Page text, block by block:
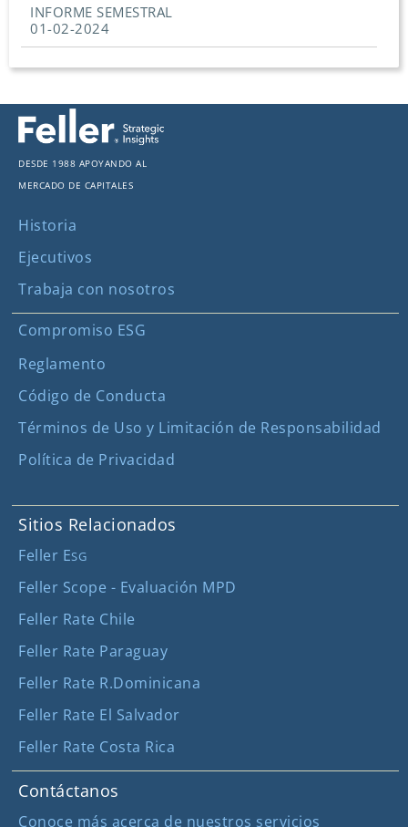
INFORME SEMESTRAL
01-02-2024
Desde 1988 apoyando al
mercado de capitales
Historia
Ejecutivos
Trabaja con nosotros
Compromiso ESG
Reglamento
Código de Conducta
Términos de Uso y Limitación de Responsabilidad
Política de Privacidad
Sitios Relacionados
Feller ESG
Feller Scope - Evaluación MPD
Feller Rate Chile
Feller Rate Paraguay
Feller Rate R.Dominicana
Feller Rate El Salvador
Feller Rate Costa Rica
Contáctanos
Conoce más acerca de nuestros servicios